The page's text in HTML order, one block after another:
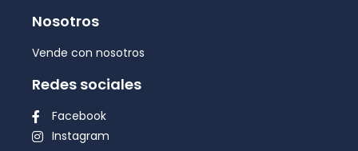
Nosotros
Vende con nosotros
Redes sociales
Facebook
Instagram